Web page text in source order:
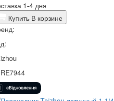
1-4 дня
Купить В корзине